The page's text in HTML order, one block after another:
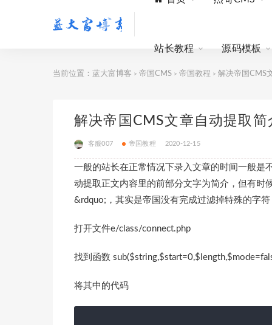
站长教程 源码模板
当前位置： 蓝大富博客 > 帝国CMS > 帝国教程 > 解决帝国CMS
解决帝国CMS文章自动提取
客服007 帝国教程 2020-12-15
一般的站长在正常情况下录入文章的时间一般是
动提取正文内容里的前部分文字为简介，但有时
&rdquo;，其实是帝国没有完成过滤掉特殊的字
打开文件e/class/connect.php
找到函数
将其中的代码